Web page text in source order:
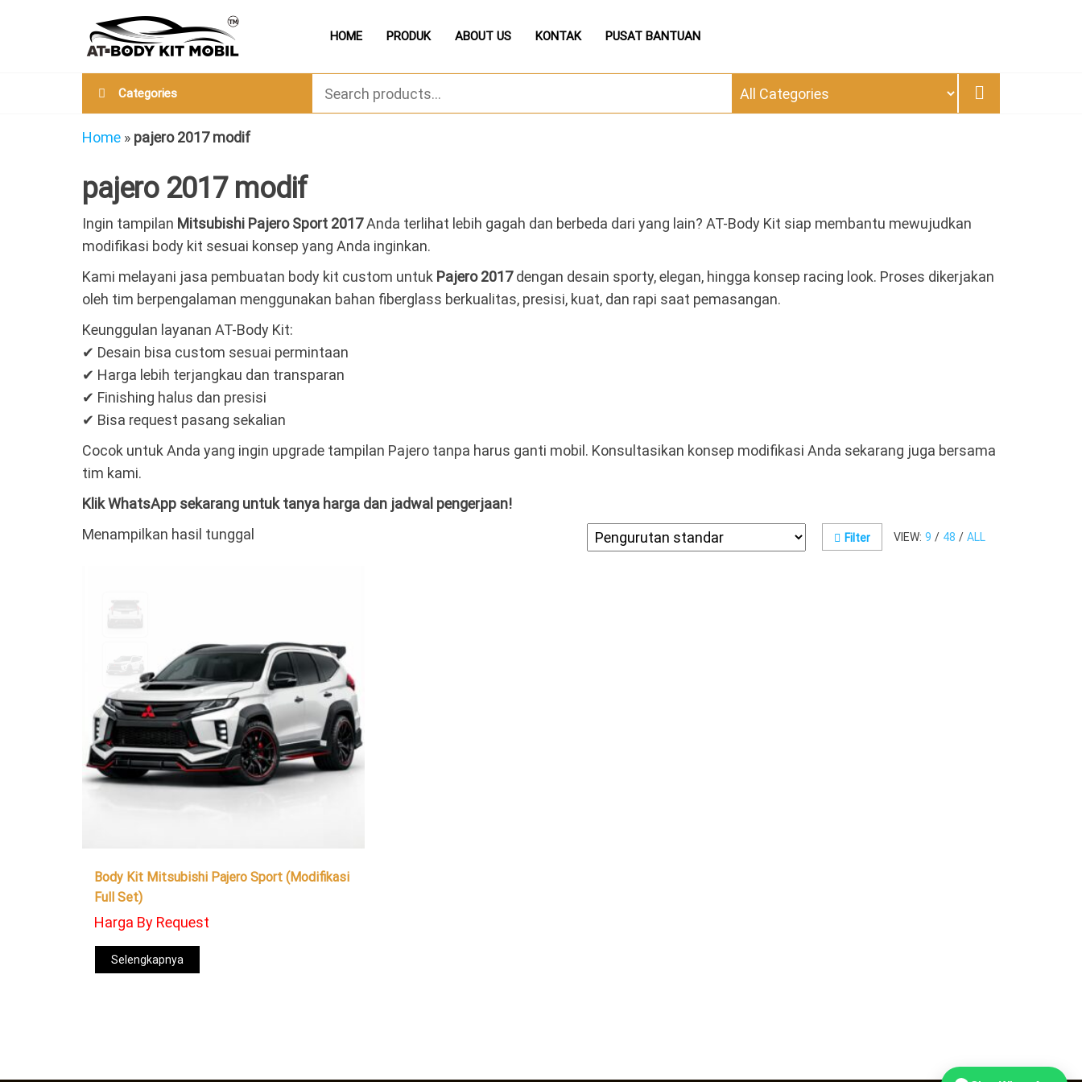
Kit
Mobil
HOME PRODUK ABOUT US KONTAK PUSAT BANTUAN
Categories
Home » pajero 2017 modif
pajero 2017 modif
Ingin tampilan Mitsubishi Pajero Sport 2017Anda terlihat lebih gagah dan berbeda dari yang lain? AT-Body Kit siap membantu mewujudkan
modifikasi body kit sesuai konsep yang Anda inginkan.
Kami melayani jasa pembuatan body kit custom untuk Pajero 2017dengan desain sporty, elegan, hingga konsep racing look. Proses dikerjakan
oleh tim berpengalaman menggunakan bahan fiberglass berkualitas, presisi, kuat, dan rapi saat pemasangan.
Keunggulan layanan AT-Body Kit:
✔ Desain bisa custom sesuai permintaan
✔ Harga lebih terjangkau dan transparan
✔ Finishing halus dan presisi
✔ Bisa request pasang sekalian
Cocok untuk Anda yang ingin upgrade tampilan Pajero tanpa harus ganti mobil. Konsultasikan konsep modifikasi Anda sekarang juga bersama
tim kami.
Klik WhatsApp sekarang untuk tanya harga dan jadwal pengerjaan!
VIEW: 9 / 48 / ALL
Filter
Menampilkan hasil tunggal
Body Kit Mitsubishi Pajero Sport (Modifikasi
Full Set)
Harga By Request
Selengkapnya